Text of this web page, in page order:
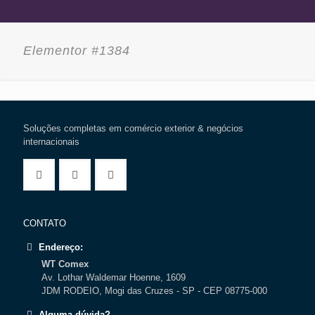
Elementor #1384
Soluções completas em comércio exterior & negócios
internacionais
CONTATO
Endereço:
WT Comex
Av. Lothar Waldemar Hoenne, 1609
JDM RODEIO, Mogi das Cruzes - SP - CEP 08775-000